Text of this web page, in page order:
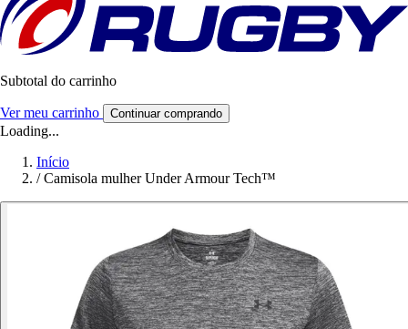
Subtotal do carrinho
Ver meu carrinho Continuar comprando
Loading...
Início
/ Camisola mulher Under Armour Tech™